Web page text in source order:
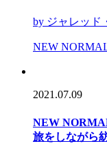
by ジャレッド
NEW
2021.07.09
NEW
旅をしながら